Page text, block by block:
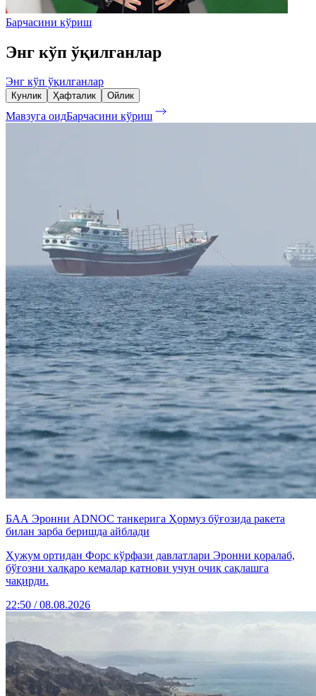
Барчасини кўриш
Энг кўп ўқилганлар
Энг кўп ўқилганлар
Кунлик Ҳафталик Ойлик
Мавзуга оидБарчасини кўриш
БАА Эронни ADNOC танкерига Ҳормуз бўғозида ракета
билан зарба беришда айблади
Ҳужум ортидан Форс кўрфази давлатлари Эронни қоралаб,
бўғозни халқаро кемалар қатнови учун очиқ сақлашга
чақирди.
22:50 / 08.08.2026